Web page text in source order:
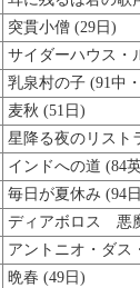
突貫小僧 (29日)
サイダーハウス・
乳泉村の子 (91中
麦秋 (51日)
星降る夜のリスト
インドへの道 (84
毎日が夏休み (94
ディアボロス 悪
アントニオ・ダス
晩春 (49日)